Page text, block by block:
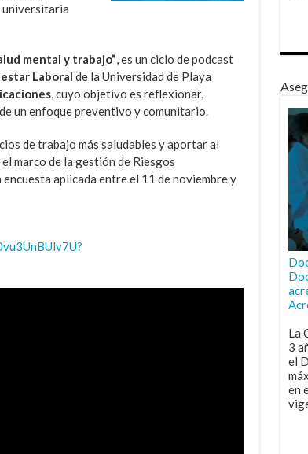
universitaria
mental y trabajo” , es un ciclo de podcast
Laboral de la Universidad de Playa
, cuyo objetivo es reflexionar,
un enfoque preventivo y comunitario.
de trabajo más saludables y aportar al
marco de la gestión de Riesgos
aplicada entre el 11 de noviembre y
La
3
el
en